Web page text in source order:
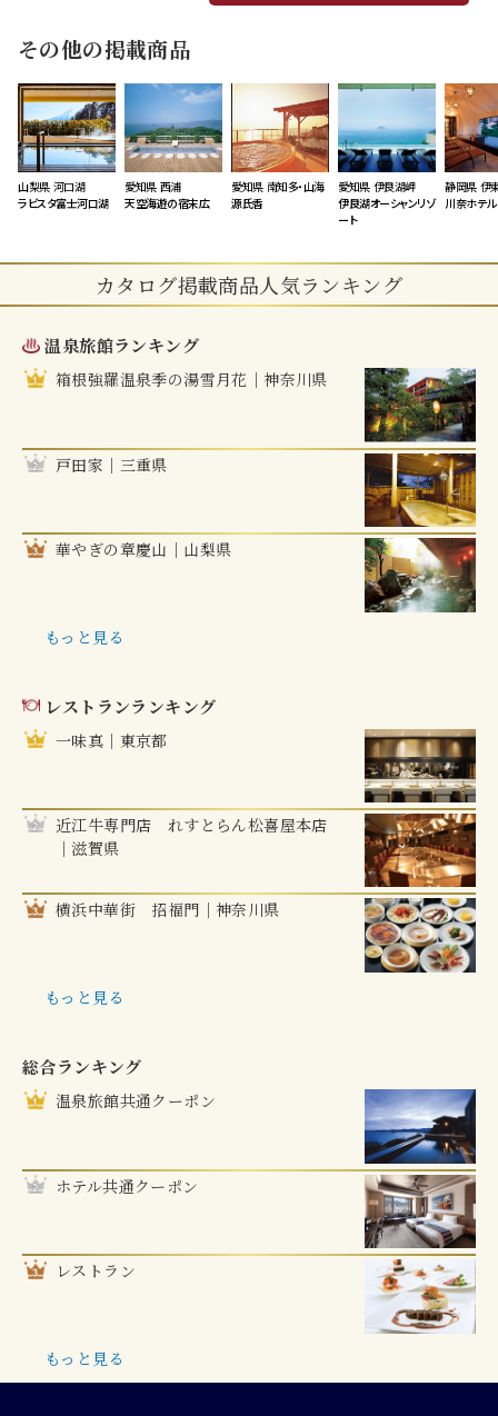
その他の掲載商品
山梨県 河口湖
ラビスタ富士河口湖
愛知県 西浦
天空海遊の宿末広
愛知県 南知多・山海
源氏香
愛知県 伊良湖岬
伊良湖オーシャンリゾ
ート
静岡県 伊
川奈ホテル
カタログ掲載商品人気ランキング
温泉旅館ランキング
箱根強羅温泉季の湯雪月花｜神奈川県
戸田家｜三重県
華やぎの章慶山｜山梨県
もっと見る
レストランランキング
一味真｜東京都
近江牛専門店 れすとらん松喜屋本店
｜滋賀県
横浜中華街 招福門｜神奈川県
もっと見る
総合ランキング
温泉旅館共通クーポン
ホテル共通クーポン
レストラン
もっと見る